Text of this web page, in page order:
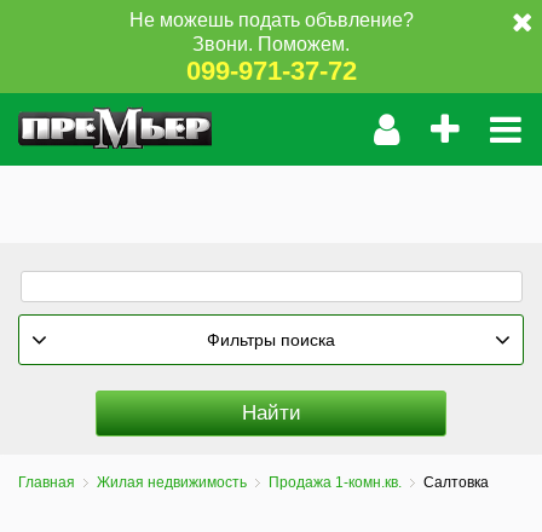
Не можешь подать объвление?
Звони. Поможем.
099-971-37-72
Фильтры поиска
Главная Жилая недвижимость Продажа 1-комн.кв. Салтовка